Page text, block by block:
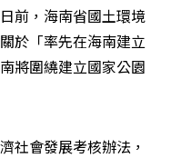
前，海南省國土環境
於「率先在海南建立
將圍繞建立國家公園
社會發展考核辦法，